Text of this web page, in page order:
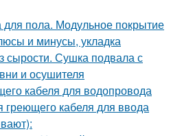
пола. Модульное покрытие
и минусы, укладка
сырости. Сушка подвала с
и осушителя
кабеля для водопровода
греющего кабеля для ввода